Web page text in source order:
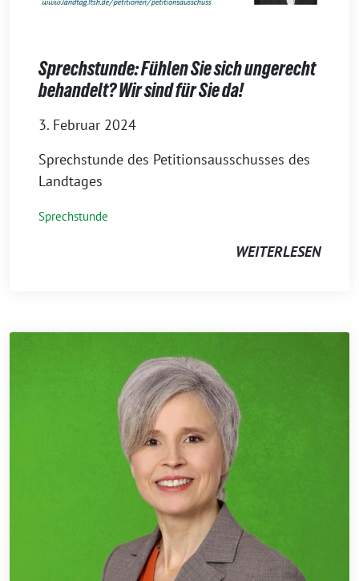
Sprechstunde: Fühlen Sie sich ungerecht
behandelt? Wir sind für Sie da!
3. Februar 2024
Sprechstunde des Petitionsausschusses des
Landtages
Sprechstunde
WEITERLESEN